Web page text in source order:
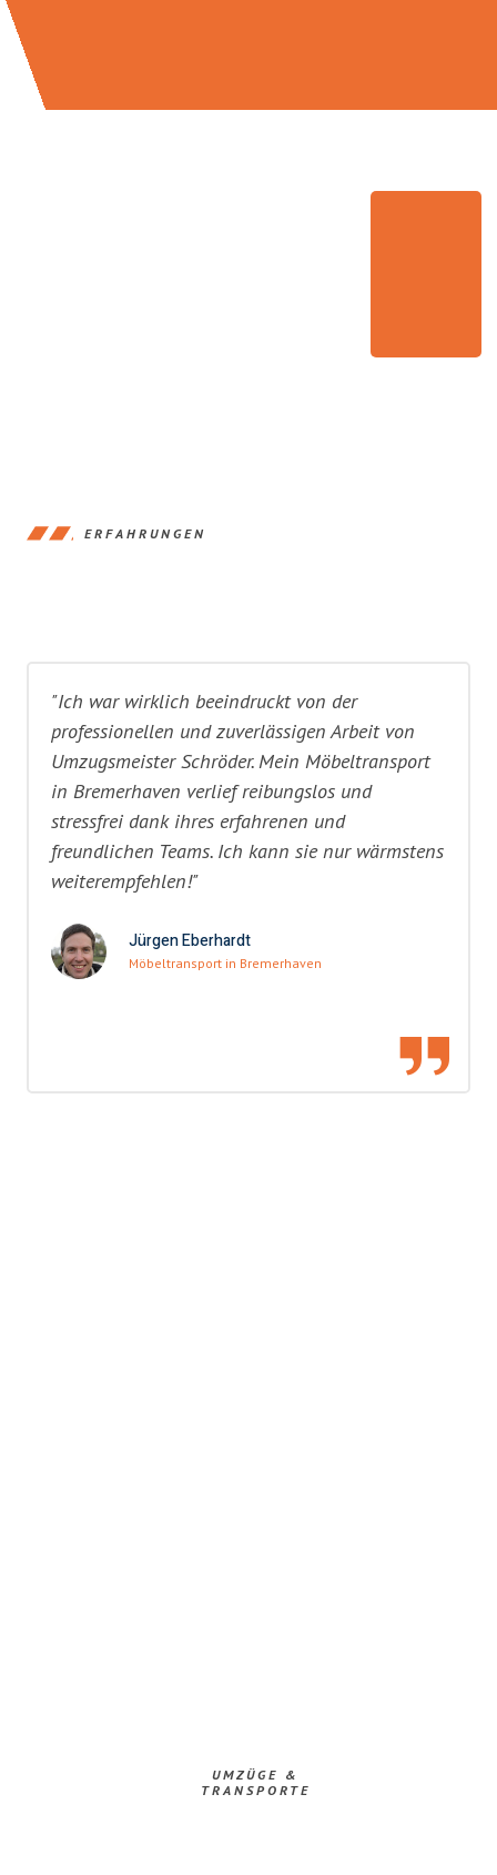
ERFAHRUNGEN
"Ich war wirklich beeindruckt von der
professionellen und zuverlässigen Arbeit von
Umzugsmeister Schröder. Mein Möbeltransport
in Bremerhaven verlief reibungslos und
stressfrei dank ihres erfahrenen und
freundlichen Teams. Ich kann sie nur wärmstens
weiterempfehlen!"
Jürgen Eberhardt
Möbeltransport in Bremerhaven
UMZÜGE &
TRANSPORTE